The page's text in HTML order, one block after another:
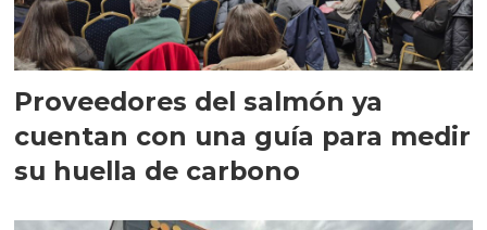
Proveedores del salmón ya
cuentan con una guía para medir
su huella de carbono